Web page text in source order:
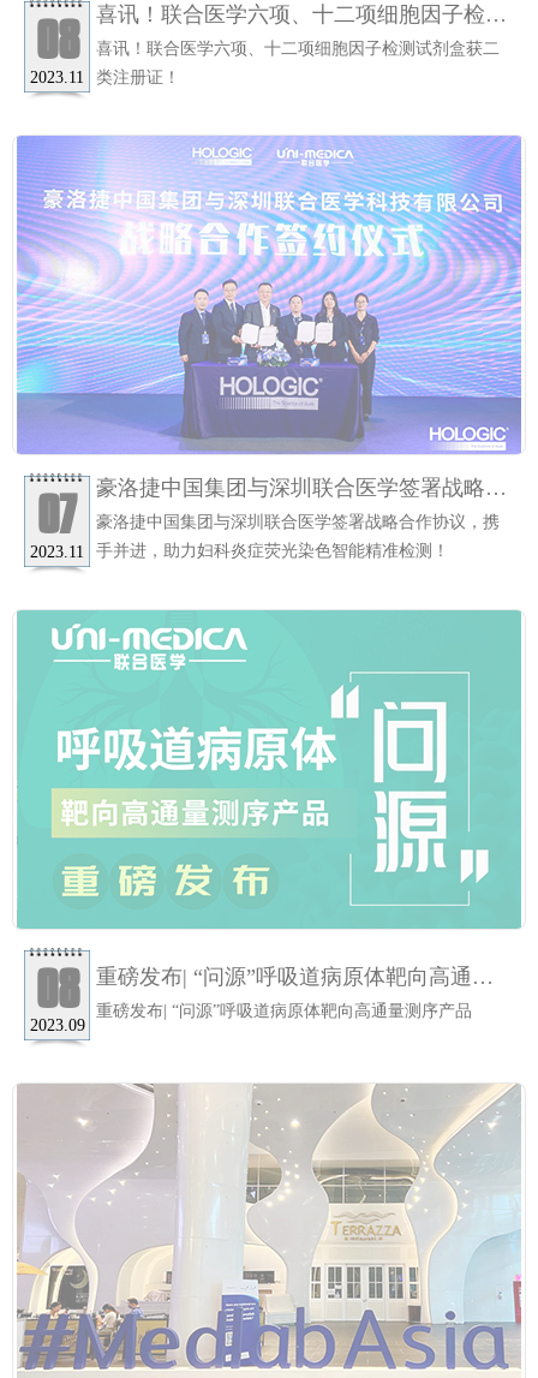
08
2023.11
喜讯！联合医学六项、十二项细胞因子检测
试剂盒获二类注册证！
喜讯！联合医学六项、十二项细胞因子检测试剂盒获二
类注册证！
07
2023.11
豪洛捷中国集团与深圳联合医学签署战略合
作协议，携手并进，助力妇科炎症荧光染色
智能精准检测！
豪洛捷中国集团与深圳联合医学签署战略合作协议，携
手并进，助力妇科炎症荧光染色智能精准检测！
08
2023.09
重磅发布| “问源”呼吸道病原体靶向高通量
测序产品
重磅发布| “问源”呼吸道病原体靶向高通量测序产品